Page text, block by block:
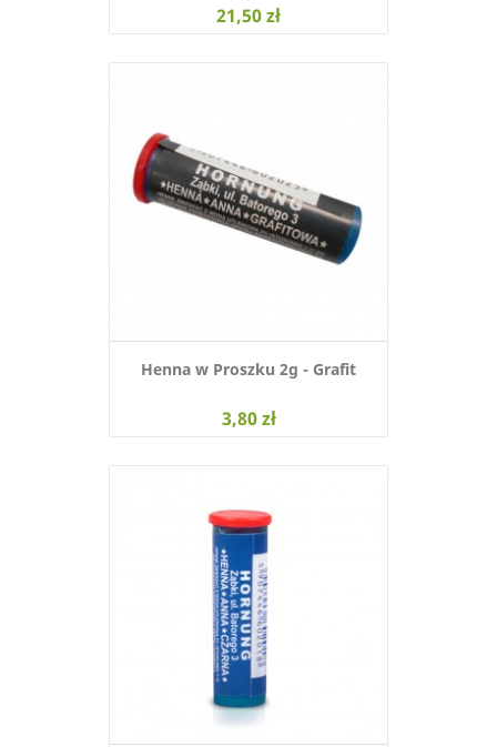
21,50 zł
Henna w Proszku 2g - Grafit
3,80 zł